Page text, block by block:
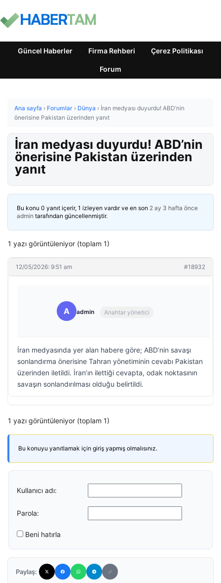
Güncel Haberler Firma Rehberi Çerez Politikası
Forum
Ana sayfa › Forumlar › Dünya › İran medyası duyurdu! ABD’nin
önerisine Pakistan üzerinden yanıt
İran medyası duyurdu! ABD’nin
önerisine Pakistan üzerinden
yanıt
Bu konu 0 yanıt içerir, 1 izleyen vardır ve en son 2 ay 3 hafta önce
admin tarafından güncellenmiştir.
1 yazı görüntüleniyor (toplam 1)
12/05/2026: 9:51 am #18932
A admin Anahtar yönetici
İran medyasında yer alan habere göre; ABD’nin savaşı
sonlandırma önerisine Tahran yönetiminin cevabı Pakistan
üzerinden iletildi. İran’ın ilettiği cevapta, odak noktasının
savaşın sonlandırılması olduğu belirtildi.
1 yazı görüntüleniyor (toplam 1)
Bu konuyu yanıtlamak için giriş yapmış olmalısınız.
Kullanıcı adı:
Parola:
Beni hatırla
Paylaş: